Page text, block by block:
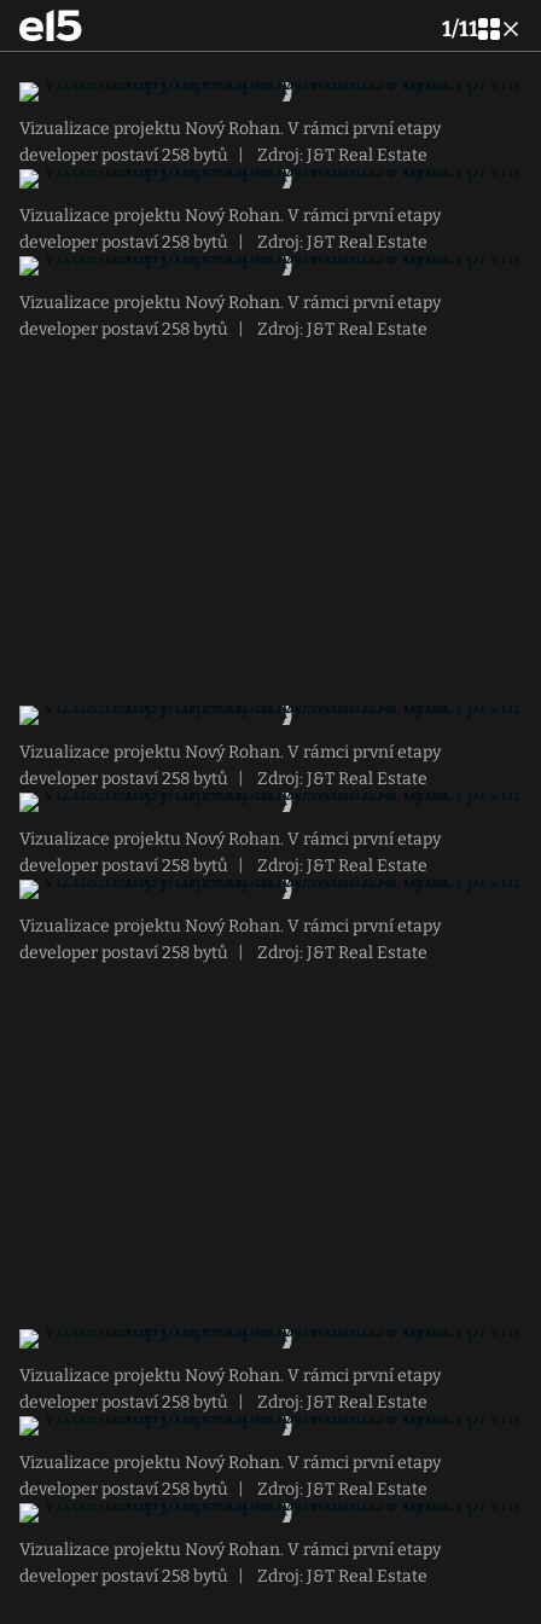
1/11
Vizualizace projektu Nový Rohan. V rámci první etapy
developer postaví 258 bytů
Zdroj: J&T Real Estate
Vizualizace projektu Nový Rohan. V rámci první etapy
developer postaví 258 bytů
Zdroj: J&T Real Estate
Vizualizace projektu Nový Rohan. V rámci první etapy
developer postaví 258 bytů
Zdroj: J&T Real Estate
Vizualizace projektu Nový Rohan. V rámci první etapy
developer postaví 258 bytů
Zdroj: J&T Real Estate
Vizualizace projektu Nový Rohan. V rámci první etapy
developer postaví 258 bytů
Zdroj: J&T Real Estate
Vizualizace projektu Nový Rohan. V rámci první etapy
developer postaví 258 bytů
Zdroj: J&T Real Estate
Vizualizace projektu Nový Rohan. V rámci první etapy
developer postaví 258 bytů
Zdroj: J&T Real Estate
Vizualizace projektu Nový Rohan. V rámci první etapy
developer postaví 258 bytů
Zdroj: J&T Real Estate
Vizualizace projektu Nový Rohan. V rámci první etapy
developer postaví 258 bytů
Zdroj: J&T Real Estate